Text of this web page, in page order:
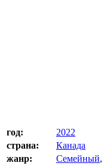
год:
2022
страна:
Канада
жанр:
Семейный,